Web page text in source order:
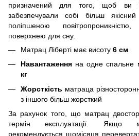
призначений для того, щоб ви
забезпечували собі більш
поліпшеною
поверхнею для сну.
Матрац Ліберті має висоту 6 см
Навантаження на одне спальне
кг
Жорсткість матраца
з іншого більш жорсткий
За рахунок того, що матрац
термін експлуатації. Якщо
рекомендується щомісяця